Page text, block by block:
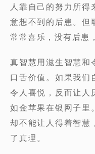
人靠自己的努力所
意想不到的后患。但
常常喜乐，没有后患
真智慧用滋生智慧和
口舌价值。如果我们
令人喜悦，反而让人
如金苹果在银网子里
却不能让人得着智慧
了真理。